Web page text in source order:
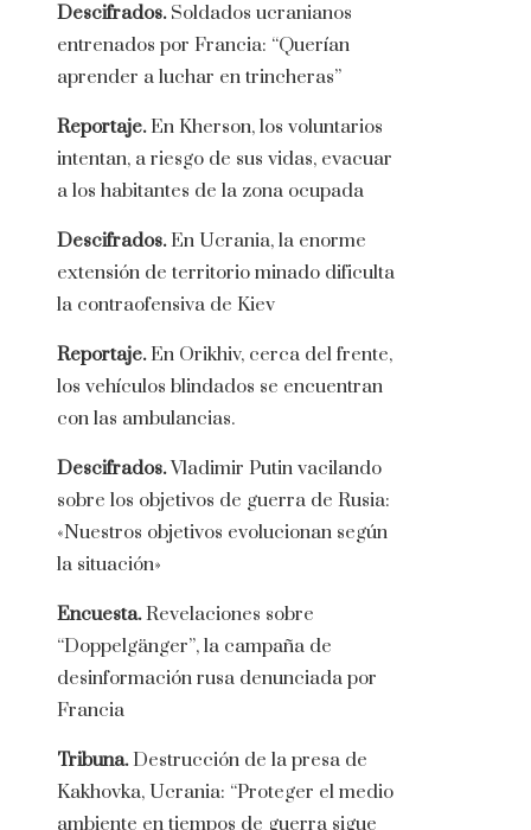
Descifrados. Soldados ucranianos
entrenados por Francia: “Querían
aprender a luchar en trincheras”
Reportaje.En Kherson, los voluntarios
intentan, a riesgo de sus vidas, evacuar
a los habitantes de la zona ocupada
Descifrados.En Ucrania, la enorme
extensión de territorio minado dificulta
la contraofensiva de Kiev
Reportaje.En Orikhiv, cerca del frente,
los vehículos blindados se encuentran
con las ambulancias.
Descifrados.Vladimir Putin vacilando
sobre los objetivos de guerra de Rusia:
«Nuestros objetivos evolucionan según
la situación»
Encuesta.Revelaciones sobre
“Doppelgänger”, la campaña de
desinformación rusa denunciada por
Francia
Tribuna.Destrucción de la presa de
Kakhovka, Ucrania: “Proteger el medio
ambiente en tiempos de guerra sigue